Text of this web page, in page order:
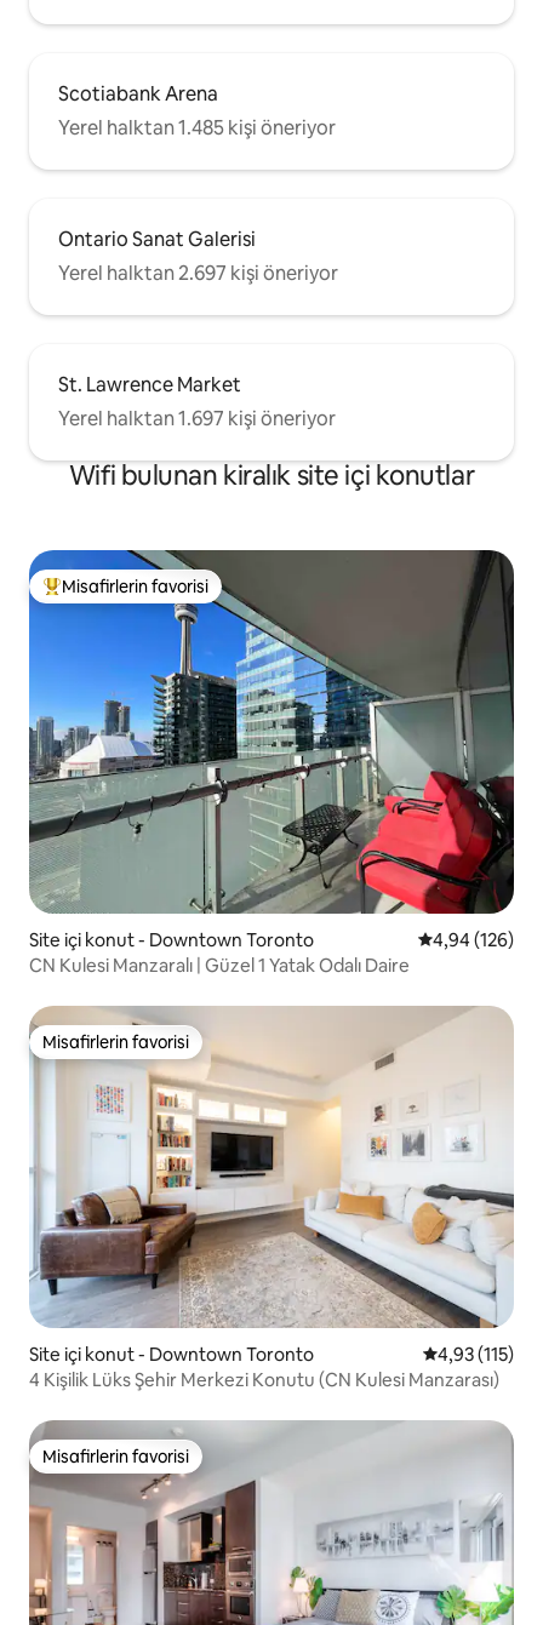
Scotiabank Arena
Yerel halktan 1.485 kişi öneriyor
Ontario Sanat Galerisi
Yerel halktan 2.697 kişi öneriyor
St. Lawrence Market
Yerel halktan 1.697 kişi öneriyor
Wifi bulunan kiralık site içi konutlar
Misafirlerin favorilerinden en beğenilenler arasında
Misafirlerin favorisi
Site içi konut - Downtown Toronto 5 üzerinden
4,94 (126)
CN Kulesi Manzaralı | Güzel 1 Yatak Odalı Daire
Misafirlerin favorisi
Misafirlerin favorisi
Site içi konut - Downtown Toronto 5 üzerinden
4,93 (115)
4 Kişilik Lüks Şehir Merkezi Konutu (CN Kulesi Manzarası)
Misafirlerin favorisi
Misafirlerin favorisi